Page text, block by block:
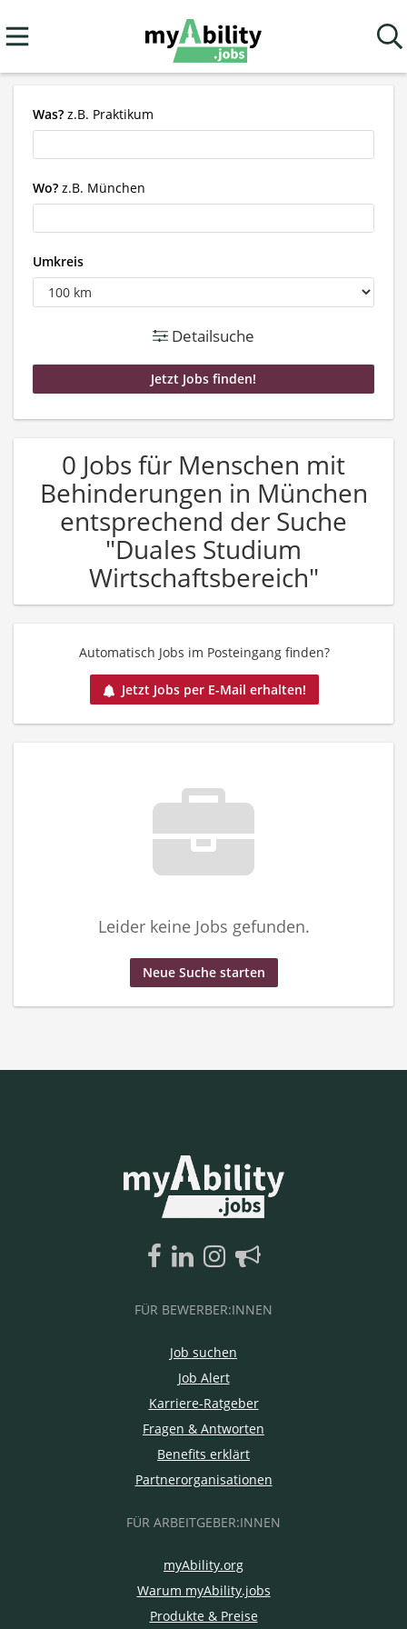
Was? z.B. Praktikum
Wo? z.B. München
Umkreis
Detailsuche
0 Jobs für Menschen mit
Behinderungen in München
entsprechend der Suche
"Duales Studium
Wirtschaftsbereich"
Automatisch Jobs im Posteingang finden?
Jetzt Jobs per E-Mail erhalten!
Leider keine Jobs gefunden.
Neue Suche starten
FÜR BEWERBER:INNEN
Job suchen
Job Alert
Karriere-Ratgeber
Fragen & Antworten
Benefits erklärt
Partnerorganisationen
FÜR ARBEITGEBER:INNEN
myAbility.org
Warum myAbility.jobs
Produkte & Preise